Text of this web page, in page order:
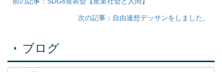
次の記事：自由連想デッサンをしました。
ブログ